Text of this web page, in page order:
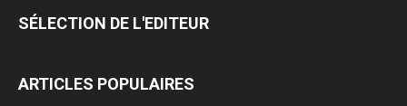
SÉLECTION DE L'EDITEUR
ARTICLES POPULAIRES